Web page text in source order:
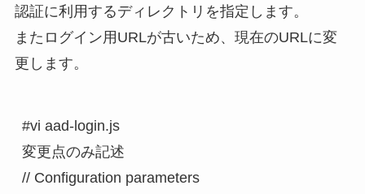
認証に利用するディレクトリを指定します。
またログイン用URLが古いため、現在のURLに変
更します。
#vi aad-login.js
変更点のみ記述
// Configuration parameters